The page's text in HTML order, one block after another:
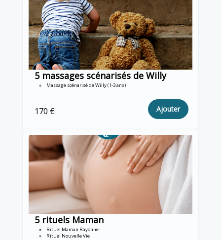
5 massages scénarisés de Willy
Massage scénarisé de Willy (1-3 ans)
170 € Ajouter
5 rituels Maman
Rituel Maman Rayonne
Rituel Nouvelle Vie